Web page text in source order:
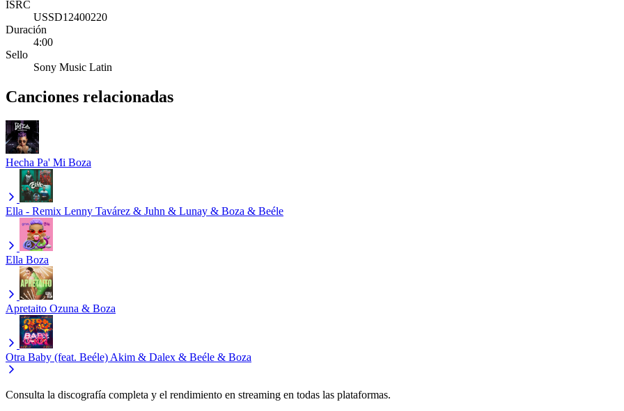
ISRC
USSD12400220
Duración
4:00
Sello
Sony Music Latin
Canciones relacionadas
Hecha Pa' Mi Boza
Ella - Remix Lenny Tavárez & Juhn & Lunay & Boza & Beéle
Ella Boza
Apretaito Ozuna & Boza
Otra Baby (feat. Beéle) Akim & Dalex & Beéle & Boza
Consulta la discografía completa y el rendimiento en streaming en todas las plataformas.